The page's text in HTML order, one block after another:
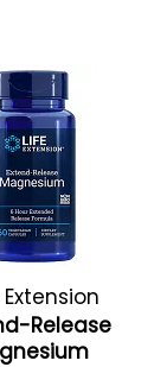
Extension
Release